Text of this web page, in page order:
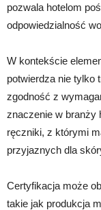
pozwala hotelom
odpowiedzialność
W kontekście
potwierdza nie tylko
zgodność z
znaczenie w branży
ręczniki, z którymi
przyjaznych dla
Certyfikacja może
takie jak produkcja